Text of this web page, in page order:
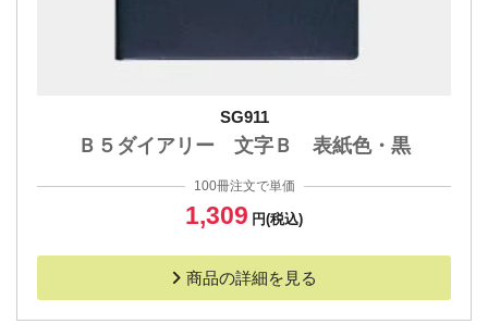
SG911
Ｂ５ダイアリー 文字Ｂ 表紙色・黒
100冊注文で単価
1,309 円(税込)
商品の詳細を見る